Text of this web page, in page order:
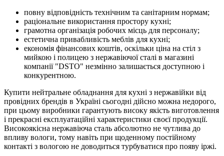
повну відповідність технічним та санітарним нормам;
раціональне використання простору кухні;
грамотна організація робочих місць для персоналу;
естетична привабливість меблів для кухні;
економія фінансових коштів, оскільки ціна на стіл з
мийкою і полицею з нержавіючої сталі в магазині
компанії "DSTO" незмінно залишається доступною і
конкурентною.
Купити нейтральне обладнання для кухні з нержавійки від
провідних брендів в Україні сьогодні дійсно можна недорого,
при цьому виробники гарантують високу якість виготовлення
і прекрасні експлуатаційні характеристики своєї продукції.
Високоякісна нержавіюча сталь абсолютно не чутлива до
впливу вологи, тому навіть при щоденному постійному
контакті з вологою не доводиться турбуватися про появу іржі.